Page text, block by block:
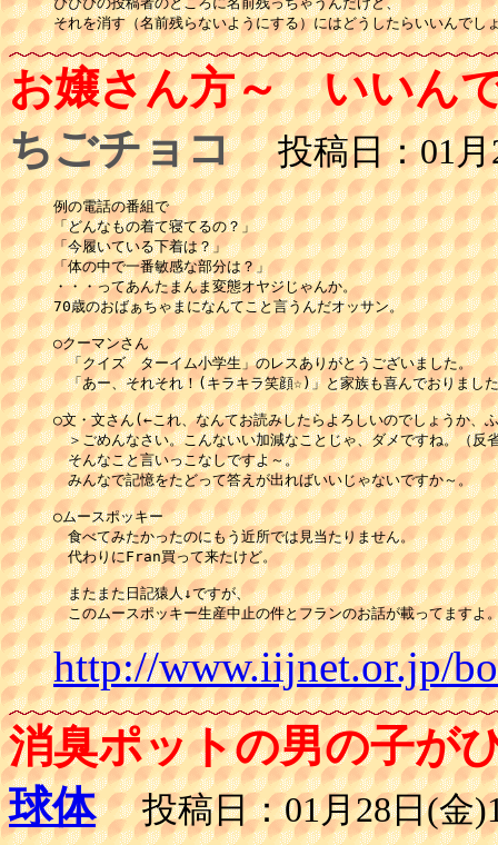
それを消す（名前残らないようにする）にはどうしたらいいんでし
お嬢さん方～ いいん
ちごチョコ 投稿日：01月
例の電話の番組で
「どんなもの着て寝てるの？」
「今履いている下着は？」
「体の中で一番敏感な部分は？」
・・・ってあんたまんま変態オヤジじゃんか。
70歳のおばぁちゃまになんてこと言うんだオッサン。
○クーマンさん
「クイズ　ターイム小学生」のレスありがとうございました。
「あー、それそれ！(キラキラ笑顔☆)」と家族も喜んでおりまし
○文・文さん(←これ、なんてお読みしたらよろしいのでしょうか、
＞ごめんなさい。こんないい加減なことじゃ、ダメですね。（反
そんなこと言いっこなしですよ～。
みんなで記憶をたどって答えが出ればいいじゃないですか～。
○ムースポッキー
食べてみたかったのにもう近所では見当たりません。
代わりにFran買って来たけど。
またまた日記猿人↓ですが、
このムースポッキー生産中止の件とフランのお話が載ってますよ
http://www.iijnet.or.jp/
消臭ポットの男の子が
球体 投稿日：01月28日(金